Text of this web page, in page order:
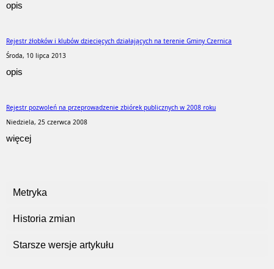
opis
Rejestr żłobków i klubów dziecięcych działających na terenie Gminy Czernica
Środa, 10 lipca 2013
opis
Rejestr pozwoleń na przeprowadzenie zbiórek publicznych w 2008 roku
Niedziela, 25 czerwca 2008
więcej
Metryka
Historia zmian
Starsze wersje artykułu